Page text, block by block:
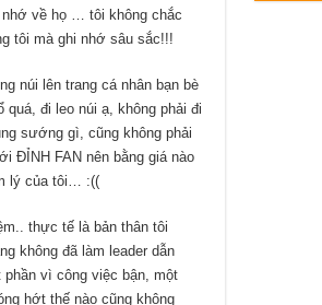
về họ … tôi không chắc
tôi mà ghi nhớ sâu sắc!!!
núi lên trang cá nhân bạn bè
đi leo núi ạ, không phải đi
sướng gì, cũng không phải
ĐỈNH FAN nên bằng giá nào
lý của tôi… :((
thực tế là bản thân tôi
không đã làm leader dẫn
vì công việc bận, một
hớt thế nào cũng không